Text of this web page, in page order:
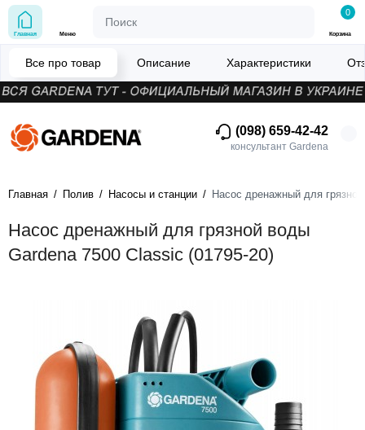
(098) 659-42-42
консультант Gardena
Главная Меню
0
Корзина
Главная Полив Насосы и станции Насос дренажный для
Насос дренажный для грязной воды
Gardena 7500 Classic (01795-20)
Все про товар Описание Характеристики